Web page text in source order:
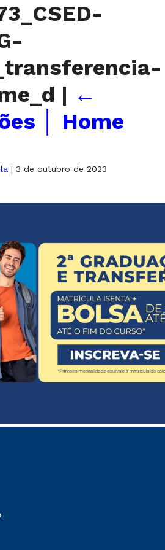
| ←
│ Home
| 3 de outubro de 2023